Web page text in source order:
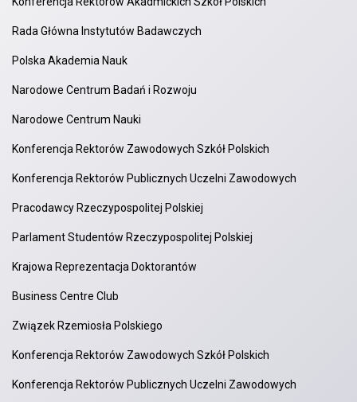
Rada Główna Instytutów Badawczych
Polska Akademia Nauk
Narodowe Centrum Badań i Rozwoju
Narodowe Centrum Nauki
Konferencja Rektorów Zawodowych Szkół Polskich
Konferencja Rektorów Publicznych Uczelni Zawodowych
Pracodawcy Rzeczypospolitej Polskiej
Parlament Studentów Rzeczypospolitej Polskiej
Krajowa Reprezentacja Doktorantów
Business Centre Club
Związek Rzemiosła Polskiego
Konferencja Rektorów Zawodowych Szkół Polskich
Konferencja Rektorów Publicznych Uczelni Zawodowych